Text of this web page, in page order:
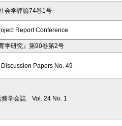
会学評論74巻1号
Report Conference
育学研究』第90巻第2号
Papers No. 49
務学会誌 Vol. 24 No. 1